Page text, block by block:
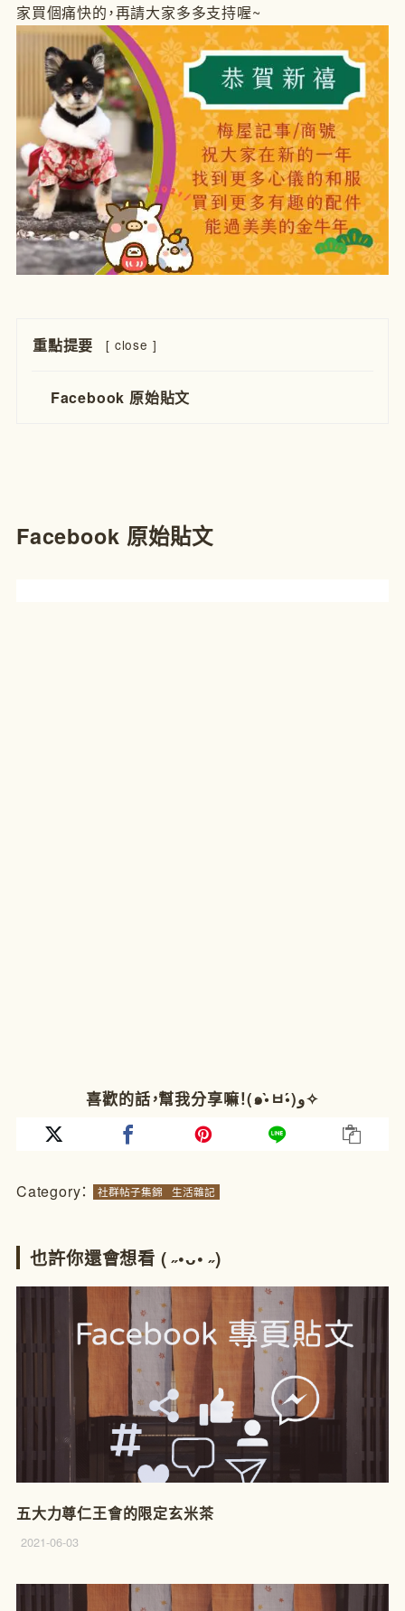
家買個痛快的，再請大家多多支持喔~
重點提要 [ close ]
Facebook 原始貼文
Facebook 原始貼文
喜歡的話，幫我分享嘛！(๑•̀ㅂ•́)و✧
Category： 社群帖子集錦 生活雜記
也許你還會想看 ( ˶•ᴗ• ˶)
五大力尊仁王會的限定玄米茶
2021-06-03